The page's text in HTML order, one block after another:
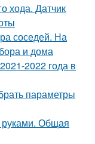
хода. Датчик
соседей. На
и дома
2022 года в
параметры
руками. Общая